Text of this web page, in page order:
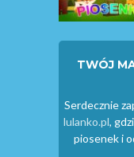
TWÓJ
Serdecznie
lulanko.pl,
piosenek i